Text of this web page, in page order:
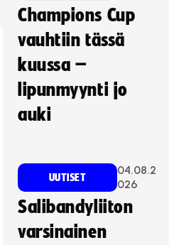
Champions Cup
vauhtiin tässä
kuussa –
lipunmyynti jo
auki
UUTISET
04.08.2
026
Salibandyliiton
varsinainen